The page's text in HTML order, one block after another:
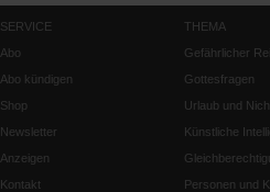
SERVICE
Abo
Abo kündigen
Shop
Newsletter
Anzeigen
Kontakt
THEMA
Gefährlicher
Gottesfragen
Urlaub und
Künstliche
Personen und